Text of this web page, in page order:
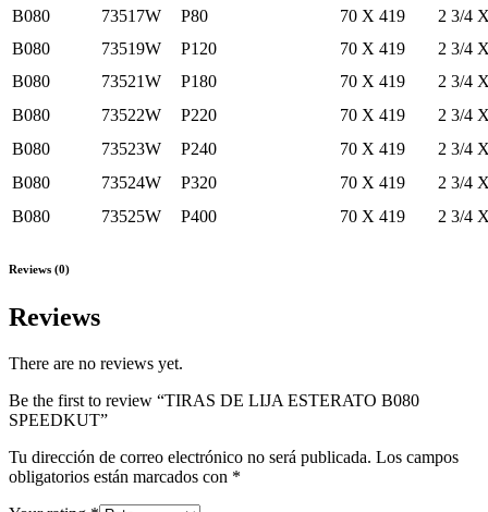
B080
73517W P80 70 X 419
2 3/4
B080
73519W P120 70 X 419
2 3/4
B080
73521W P180 70 X 419
2 3/4
B080
73522W P220 70 X 419
2 3/4
B080
73523W P240 70 X 419
2 3/4
B080
73524W P320 70 X 419
2 3/4
B080
73525W P400 70 X 419 2 3/4
Reviews (0)
Reviews
There are no reviews yet.
Be the first to review “TIRAS DE LIJA ESTERATO B080
SPEEDKUT”
Tu dirección de correo electrónico no será publicada. Los campos
obligatorios están marcados con *